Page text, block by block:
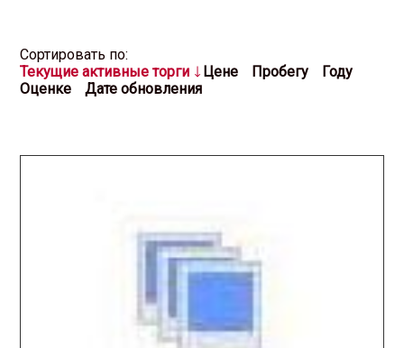
Cортировать по:
Текущие активные торги
Цене Пробегу
Году
Оценке
Дате обновления